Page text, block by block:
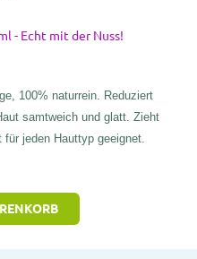
- Echt mit der Nuss!
100% naturrein. Reduziert
samtweich und glatt. Zieht
jeden Hauttyp geeignet.